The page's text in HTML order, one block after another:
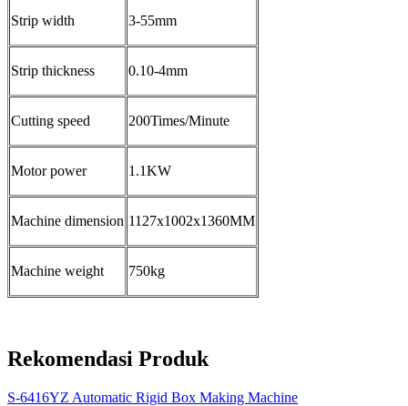
Strip width 3-55mm
Strip thickness 0.10-4mm
Cutting speed 200Times/Minute
Motor power 1.1KW
Machine dimension 1127x1002x1360MM
Machine weight 750kg
Rekomendasi Produk
S-6416YZ Automatic Rigid Box Making Machine